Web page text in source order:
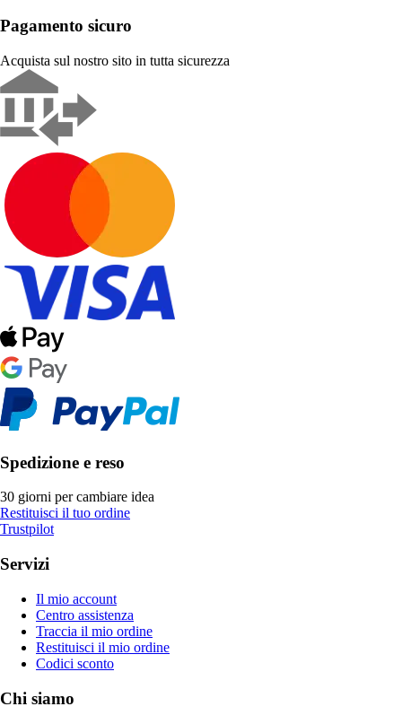
Pagamento sicuro
Acquista sul nostro sito in tutta sicurezza
Spedizione e reso
30 giorni per cambiare idea
Restituisci il tuo ordine
Trustpilot
Servizi
Il mio account
Centro assistenza
Traccia il mio ordine
Restituisci il mio ordine
Codici sconto
Chi siamo